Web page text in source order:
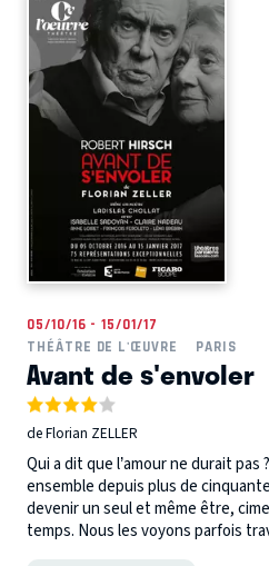
05/10/16 - 15/01/17
THÉÂTRE DE L'ŒUVRE
PARIS
Avant de s'envoler
de Florian ZELLER
Qui a dit que l’amour ne durait
ensemble depuis plus de
devenir un seul et même être,
temps. Nous les voyons parfois